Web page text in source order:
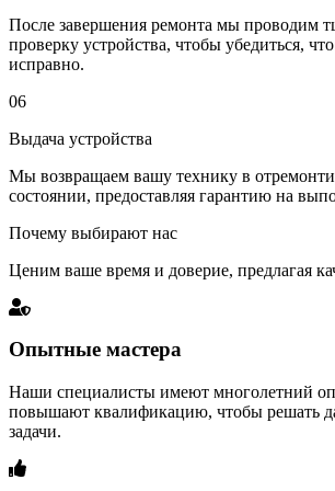
После завершения ремонта мы проводим
проверку устройства, чтобы убедиться,
исправно.
06
Выдача устройства
Мы возвращаем вашу технику в
состоянии, предоставляя гарантию на
Почему выбирают нас
Ценим ваше время и доверие, предлагая
Опытные мастера
Наши специалисты имеют многолетний
повышают квалификацию, чтобы решать
задачи.